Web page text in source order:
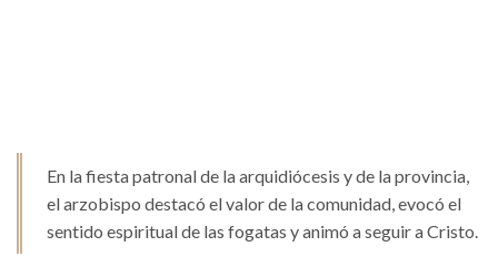
En la fiesta patronal de la arquidiócesis y de la provincia,
el arzobispo destacó el valor de la comunidad, evocó el
sentido espiritual de las fogatas y animó a seguir a Cristo.